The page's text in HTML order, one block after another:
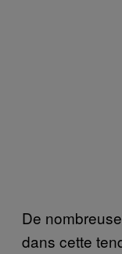
De
dans cette